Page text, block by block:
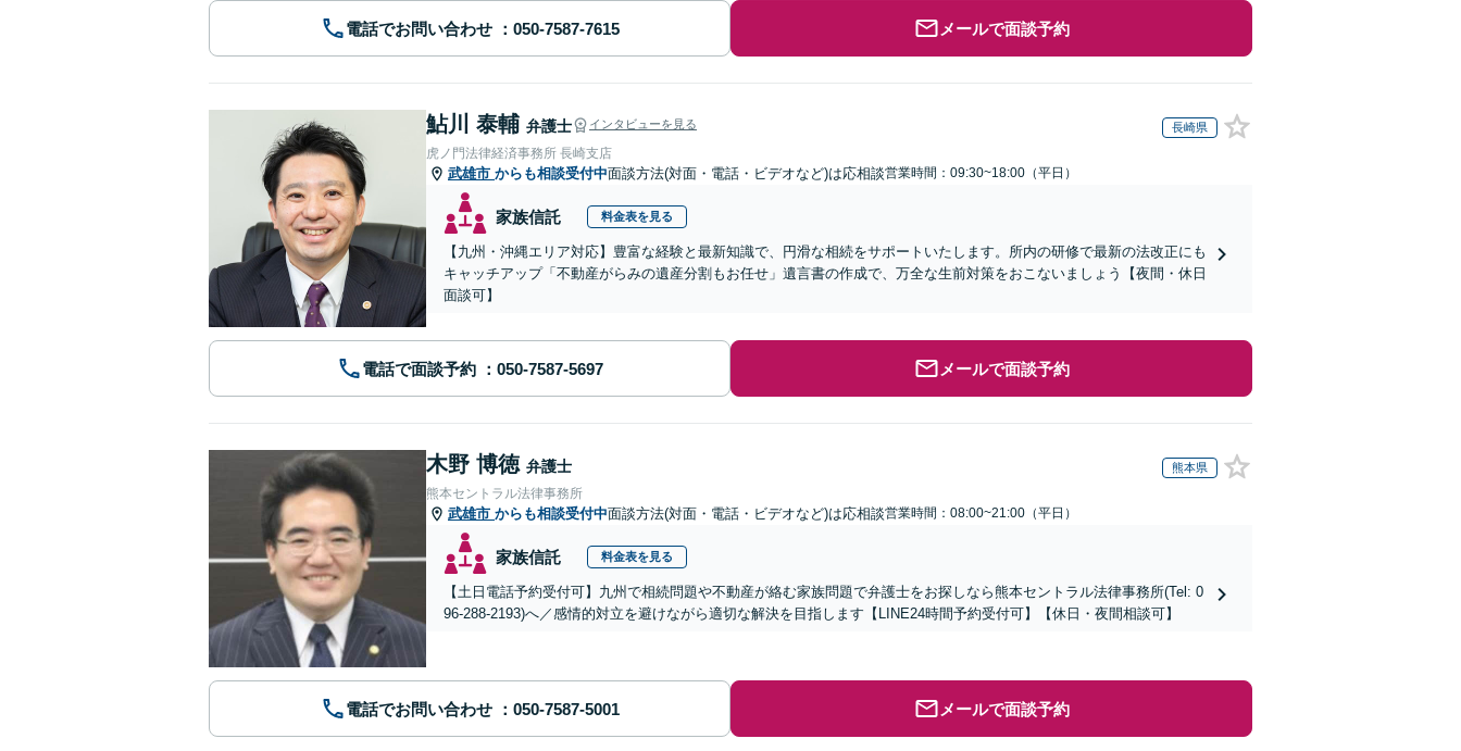
電話でお問い合わせ メールで面談予約
鮎川 泰輔 弁護士 インタビューを見る 長崎県
虎ノ門法律経済事務所 長崎支店
武雄市 からも相談受付中面談方法(対面・電話・ビデオなど)は応相談営業時間：09:30~18:00（平日）
家族信託 料金表を見る
【九州・沖縄エリア対応】豊富な経験と最新知識で、円滑な相続をサポートいたします。所内の研修で最新の法改正にも
キャッチアップ「不動産がらみの遺産分割もお任せ」遺言書の作成で、万全な生前対策をおこないましょう【夜間・休日
面談可】
電話で面談予約 メールで面談予約
木野 博徳 弁護士 熊本県
熊本セントラル法律事務所
武雄市 からも相談受付中面談方法(対面・電話・ビデオなど)は応相談営業時間：08:00~21:00（平日）
家族信託 料金表を見る
【土日電話予約受付可】九州で相続問題や不動産が絡む家族問題で弁護士をお探しなら熊本セントラル法律事務所(Tel: 0
96-288-2193)へ／感情的対立を避けながら適切な解決を目指します【LINE24時間予約受付可】【休日・夜間相談可】
電話でお問い合わせ メールで面談予約